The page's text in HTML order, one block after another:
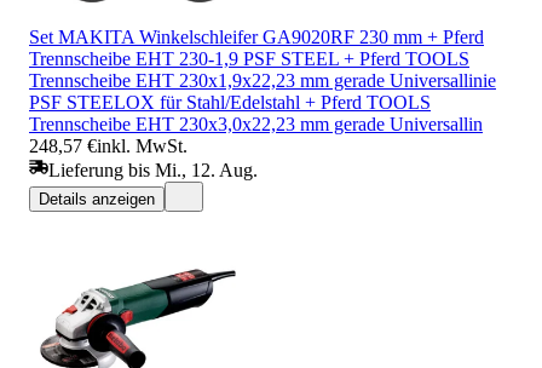
Set MAKITA Winkelschleifer GA9020RF 230 mm + Pferd
Trennscheibe EHT 230-1,9 PSF STEEL + Pferd TOOLS
Trennscheibe EHT 230x1,9x22,23 mm gerade Universallinie
PSF STEELOX für Stahl/Edelstahl + Pferd TOOLS
Trennscheibe EHT 230x3,0x22,23 mm gerade Universallin
248,57 €inkl. MwSt.
Lieferung bis Mi., 12. Aug.
Details anzeigen